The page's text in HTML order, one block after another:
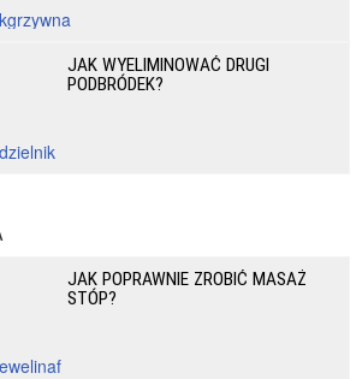
kgrzywna
JAK WYELIMINOWAĆ DRUGI
PODBRÓDEK?
dzielnik
JAK POPRAWNIE ZROBIĆ MASAŻ
STÓP?
ewelinaf